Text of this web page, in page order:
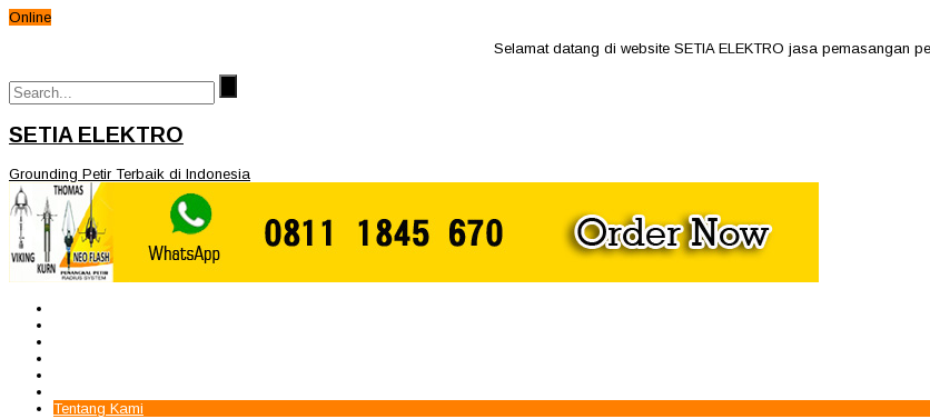
Online
Selamat datang di website SETIA ELEKTRO jasa pemasangan
SETIA ELEKTRO
Grounding Petir Terbaik di Indonesia
Tentang Kami